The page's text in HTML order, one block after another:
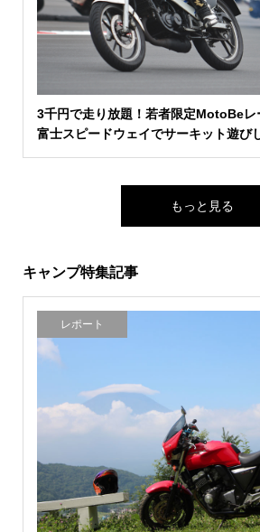
3千円で走り放題！若者限定MotoBeレ
富士スピードウェイでサーキット遊び
もっと見る
キャンプ特集記事
レポート